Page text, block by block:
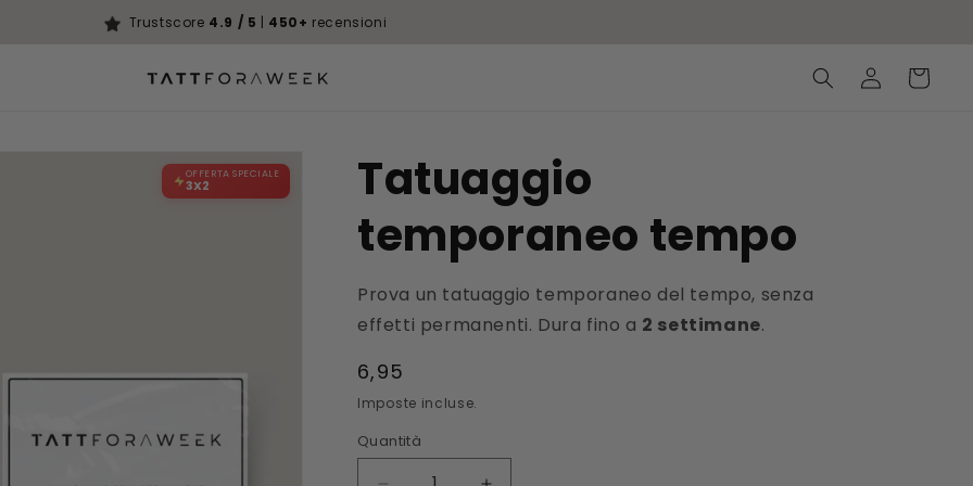
Trustscore 4.9 / 5 | 450+ recensioni
Accedi Carrello
OFFERTA SPECIALE
3X2
Tatuaggio
temporaneo tempo
Prova un tatuaggio temporaneo del tempo, senza
effetti permanenti. Dura fino a 2 settimane.
Prezzo
di
listino
6,95
Imposte incluse.
Quantità